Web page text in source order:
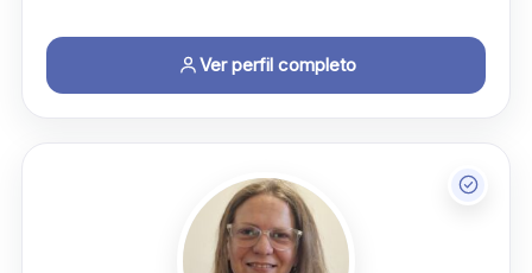
Ver perfil completo